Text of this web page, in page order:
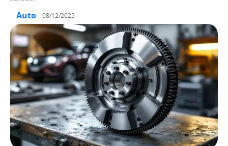
Auto 08/12/2025